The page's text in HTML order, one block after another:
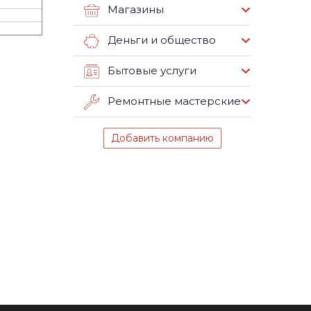
Магазины
Деньги и общество
Бытовые услуги
Ремонтные мастерские
Добавить компанию